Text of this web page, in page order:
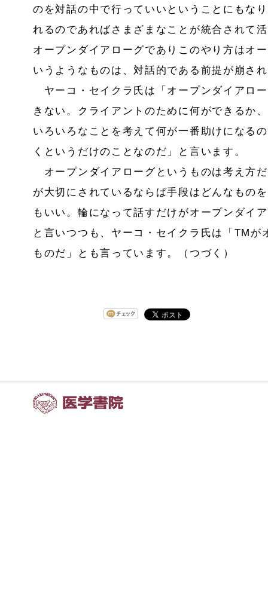
のを対話の中で行っていいということにもな
れるのであればさまざまなことが統合されて
オープンダイアローグでありこのやり方はオ
いうようなものは、対話的である前提が崩さ
ヤーコ・セイクラ氏は「オープンダイアロ
きない。クライアントのために何ができるか
いろいろなことを考えて何が一番助けになる
くというだけのことなのだ」と言います。
オープンダイアローグというものは考え方
が大切にされているならば手段はどんなもの
もいい。輪になって話すだけがオープンダイ
と言いつつも、ヤーコ・セイクラ氏は「 TM が
ものだ」とも言っています。（つづく）